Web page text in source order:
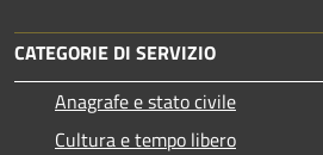
CATEGORIE DI SERVIZIO
Anagrafe e stato civile
Cultura e tempo libero